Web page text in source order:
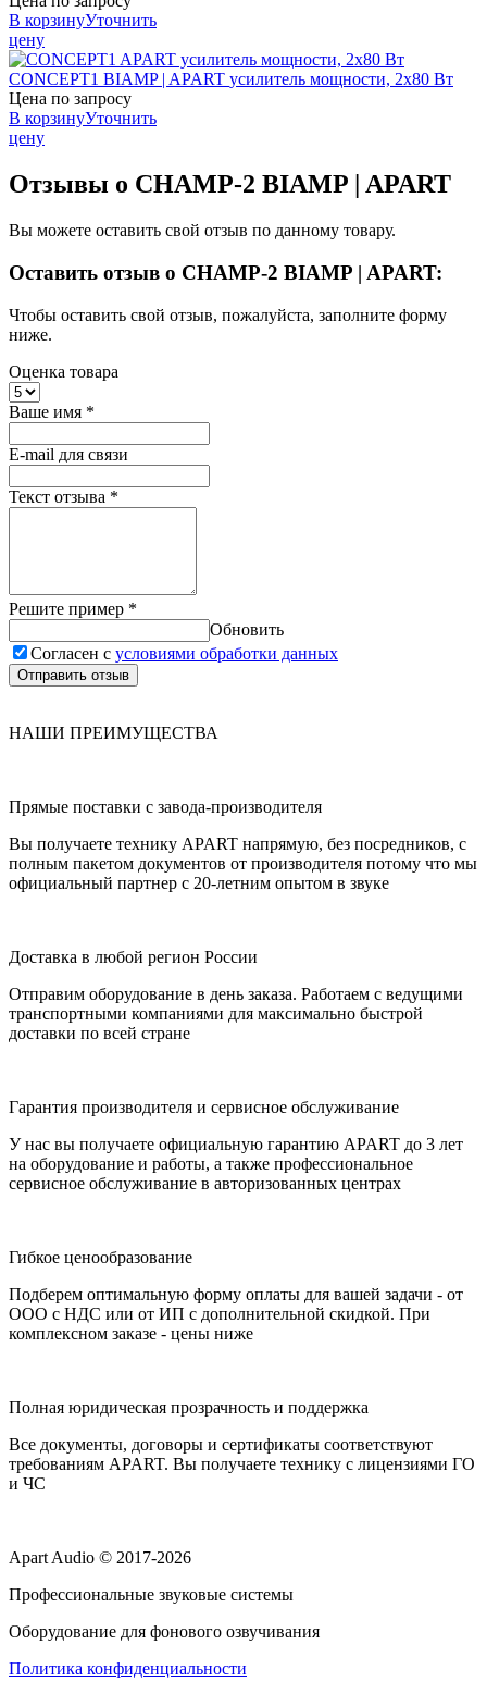
В корзинуУточнить
цену
CONCEPT1 BIAMP | APART усилитель мощности, 2х80 Вт
Цена по запросу
В корзинуУточнить
цену
Отзывы о CHAMP-2 BIAMP | APART
Вы можете оставить свой отзыв по данному товару.
Оставить отзыв о CHAMP-2 BIAMP | APART:
Чтобы оставить свой отзыв, пожалуйста, заполните форму
ниже.
Оценка товара
Ваше имя *
E-mail для связи
Текст отзыва *
Решите пример *
Обновить
Согласен с условиями обработки данных
Отправить отзыв
НАШИ ПРЕИМУЩЕСТВА
Прямые поставки с завода-производителя
Вы получаете технику APART напрямую, без посредников, с
полным пакетом документов от производителя потому что мы
официальный партнер с 20-летним опытом в звуке
Доставка в любой регион России
Отправим оборудование в день заказа. Работаем с ведущими
транспортными компаниями для максимально быстрой
доставки по всей стране
Гарантия производителя и сервисное обслуживание
У нас вы получаете официальную гарантию APART до 3 лет
на оборудование и работы, а также профессиональное
сервисное обслуживание в авторизованных центрах
Гибкое ценообразование
Подберем оптимальную форму оплаты для вашей задачи - от
ООО с НДС или от ИП с дополнительной скидкой. При
комплексном заказе - цены ниже
Полная юридическая прозрачность и поддержка
Все документы, договоры и сертификаты соответствуют
требованиям APART. Вы получаете технику с лицензиями ГО
и ЧС
Apart Audio © 2017-2026
Профессиональные звуковые системы
Оборудование для фонового озвучивания
Политика конфиденциальности